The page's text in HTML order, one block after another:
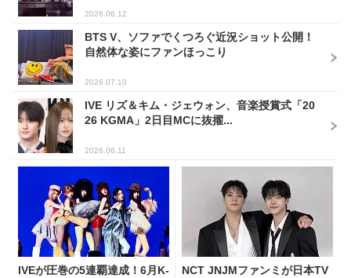
2026.06.12
BTS V、ソファでくつろぐ近況ショット公開！
自然体な姿にファンほっこり
2026.07.10
IVE リズ＆キム・ジェウォン、音楽授賞式「20
26 KGMA」2日目MCに抜擢...
2026.06.11
IVEが圧巻の5連覇達成！6月K-
NCT JNJMファンミが日本TV